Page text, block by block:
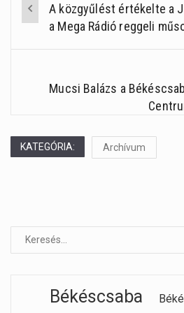
Post
navigation
A közgyűlést értékelte a
a Mega Rádió reggeli
Mucsi Balázs a
KATEGÓRIA: Archívum
Békéscsaba